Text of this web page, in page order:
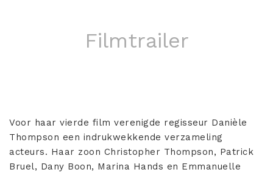
Filmtrailer
Voor haar vierde film verenigde regisseur Danièle
Thompson een indrukwekkende verzameling
acteurs. Haar zoon Christopher Thompson, Patrick
Bruel, Dany Boon, Marina Hands en Emmanuelle